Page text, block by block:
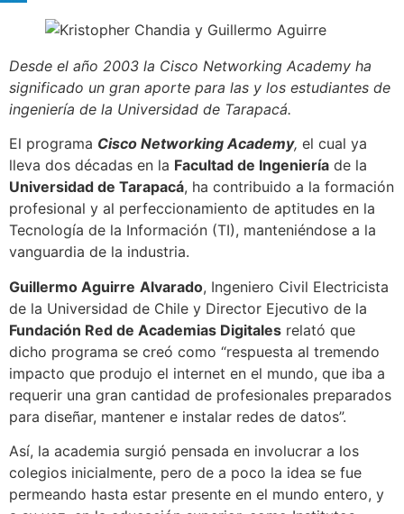
Desde el año 2003 la Cisco Networking Academy ha
significado un gran aporte para las y los estudiantes de
ingeniería de la Universidad de Tarapacá.
El programa Cisco Networking Academy, el cual ya
lleva dos décadas en la Facultad de Ingeniería de la
Universidad de Tarapacá, ha contribuido a la formación
profesional y al perfeccionamiento de aptitudes en la
Tecnología de la Información (TI), manteniéndose a la
vanguardia de la industria.
Guillermo Aguirre Alvarado, Ingeniero Civil Electricista
de la Universidad de Chile y Director Ejecutivo de la
Fundación Red de Academias Digitales relató que
dicho programa se creó como “respuesta al tremendo
impacto que produjo el internet en el mundo, que iba a
requerir una gran cantidad de profesionales preparados
para diseñar, mantener e instalar redes de datos”.
Así, la academia surgió pensada en involucrar a los
colegios inicialmente, pero de a poco la idea se fue
permeando hasta estar presente en el mundo entero, y